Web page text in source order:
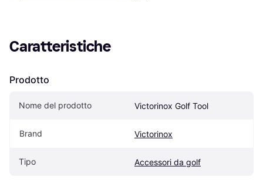
Caratteristiche
Prodotto
Nome del prodotto Victorinox Golf Tool
Brand Victorinox
Tipo Accessori da golf